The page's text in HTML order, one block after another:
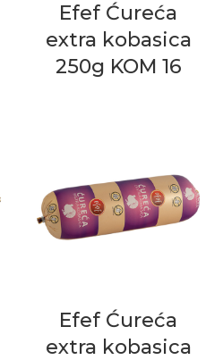
Efef Ćureća
extra kobasica
250g KOM 16
Efef Ćureća
extra kobasica